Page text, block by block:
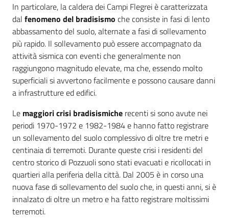
In particolare, la caldera dei Campi Flegrei è caratterizzata
dal fenomeno del bradisismo che consiste in fasi di lento
abbassamento del suolo, alternate a fasi di sollevamento
più rapido. Il sollevamento può essere accompagnato da
attività sismica con eventi che generalmente non
raggiungono magnitudo elevate, ma che, essendo molto
superficiali si avvertono facilmente e possono causare danni
a infrastrutture ed edifici.
Le maggiori crisi bradisismiche recenti si sono avute nei
periodi 1970-1972 e 1982-1984 e hanno fatto registrare
un sollevamento del suolo complessivo di oltre tre metri e
centinaia di terremoti. Durante queste crisi i residenti del
centro storico di Pozzuoli sono stati evacuati e ricollocati in
quartieri alla periferia della città. Dal 2005 è in corso una
nuova fase di sollevamento del suolo che, in questi anni, si è
innalzato di oltre un metro e ha fatto registrare moltissimi
terremoti.